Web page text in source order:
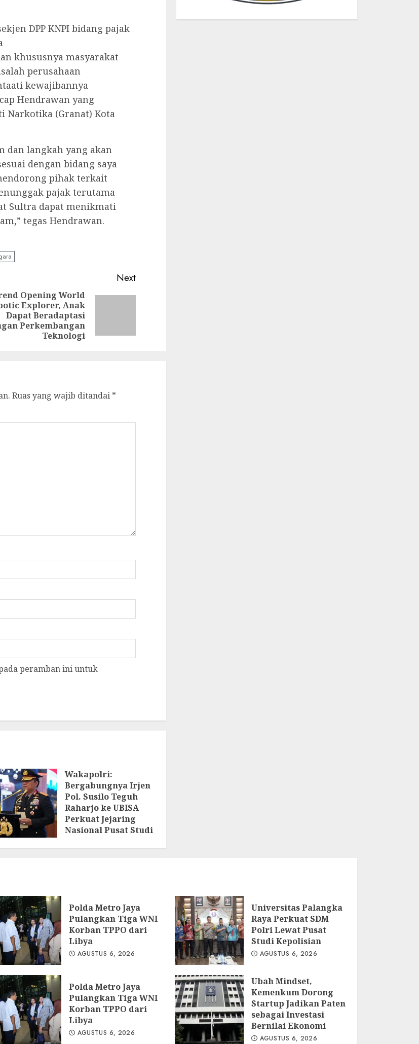
DPP KNPI bidang pajak
khususnya masyarakat
perusahaan
kewajibannya
Hendrawan yang
Narkotika (Granat) Kota
dan langkah yang akan
dengan bidang saya
pihak terkait
pajak terutama
Sultra dapat menikmati
tegas Hendrawan.
Next
Opening World
Explorer, Anak
Dapat Beradaptasi
Perkembangan
Teknologi
Ruas yang wajib ditandai *
peramban ini untuk
Wakapolri:
Bergabungnya Irjen
Pol. Susilo Teguh
Raharjo ke UBISA
Perkuat Jejaring
Nasional Pusat Studi
Polda Metro Jaya
Pulangkan Tiga WNI
Korban TPPO dari
Libya
AGUSTUS 6, 2026
Universitas Palangka
Raya Perkuat SDM
Polri Lewat Pusat
Studi Kepolisian
AGUSTUS 6, 2026
Polda Metro Jaya
Pulangkan Tiga WNI
Korban TPPO dari
Libya
AGUSTUS 6, 2026
Ubah Mindset,
Kemenkum Dorong
Startup Jadikan Paten
sebagai Investasi
Bernilai Ekonomi
AGUSTUS 6, 2026